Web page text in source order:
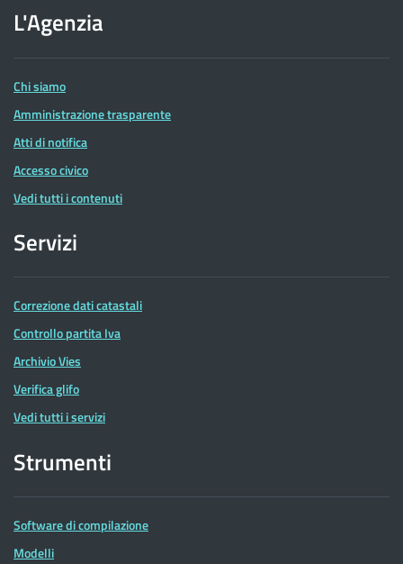
dell'Agenzia
delle
Entrate
L'Agenzia
Chi siamo
Amministrazione trasparente
Atti di notifica
Accesso civico
Vedi tutti i contenuti
Servizi
Correzione dati catastali
Controllo partita Iva
Archivio Vies
Verifica glifo
Vedi tutti i servizi
Strumenti
Software di compilazione
Modelli